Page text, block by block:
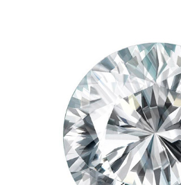
ROYAL DIAMONDS
Diamenty | Biżuteria | Kamienie dla jubilerów